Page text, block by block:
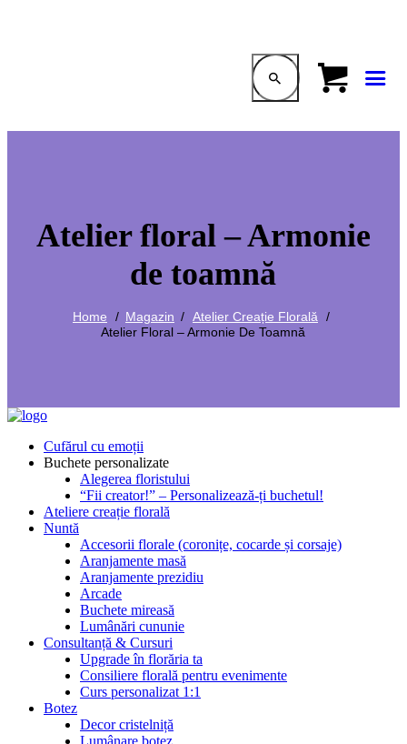
Atelier floral – Armonie
de toamnă
Home Magazin
Atelier Creație Florală
Atelier Floral – Armonie De Toamnă
Cufărul cu emoții
Buchete personalizate
Alegerea floristului
“Fii creator!” – Personalizează-ți buchetul!
Ateliere creație florală
Nuntă
Accesorii florale (coronițe, cocarde și corsaje)
Aranjamente masă
Aranjamente prezidiu
Arcade
Buchete mireasă
Lumânări cununie
Consultanță & Cursuri
Upgrade în florăria ta
Consiliere florală pentru evenimente
Curs personalizat 1:1
Botez
Decor cristelniță
Lumânare botez